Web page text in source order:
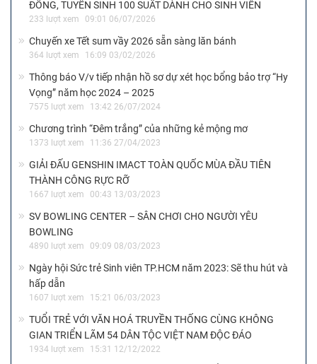
ĐỒNG, TUYỂN SINH 100 SUẤT DÀNH CHO SINH VIÊN
233 lượt xem 09:01 06/07/2026
Chuyến xe Tết sum vầy 2026 sẵn sàng lăn bánh
364 lượt xem 16:09 03/02/2026
Thông báo V/v tiếp nhận hồ sơ dự xét học bổng bảo trợ “Hy
Vọng” năm học 2024 – 2025
7575 lượt xem 13:42 26/07/2024
Chương trình “Đêm trắng” của những kẻ mộng mơ
1373 lượt xem 11:36 27/04/2023
GIẢI ĐẤU GENSHIN IMACT TOÀN QUỐC MÙA ĐẦU TIÊN
THÀNH CÔNG RỰC RỠ
1667 lượt xem 00:43 13/03/2023
SV BOWLING CENTER – SÂN CHƠI CHO NGƯỜI YÊU
BOWLING
4890 lượt xem 09:09 08/03/2023
Ngày hội Sức trẻ Sinh viên TP.HCM năm 2023: Sẽ thu hút và
hấp dẫn
1607 lượt xem 15:21 06/03/2023
TUỔI TRẺ VỚI VĂN HOÁ TRUYỀN THỐNG CÙNG KHÔNG
GIAN TRIỂN LÃM 54 DÂN TỘC VIỆT NAM ĐỘC ĐÁO
1934 lượt xem 15:31 12/12/2022